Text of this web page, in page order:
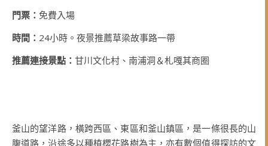
門票： 免費入場
時間： 24小時。夜景推薦草梁故事路一帶
推薦連接景點： 甘川文化村、南浦洞＆札嘎其商圈
釜山的望洋路，橫跨西區、東區和釜山鎮區，是一條很長的山
腹道路，沿途多以種植櫻花路樹為主，亦有數個值得探訪的文